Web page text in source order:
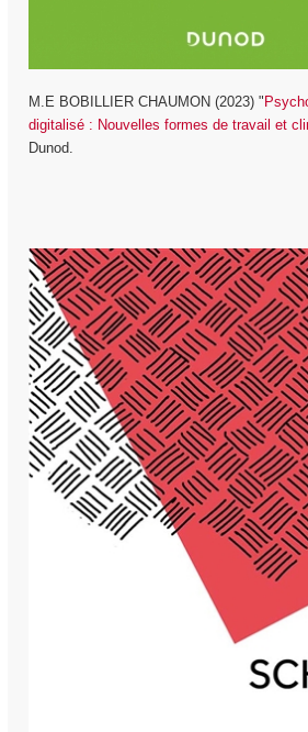
M.E BOBILLIER CHAUMON (2023) "
digitalisé : Nouvelles formes de travail et
Dunod.